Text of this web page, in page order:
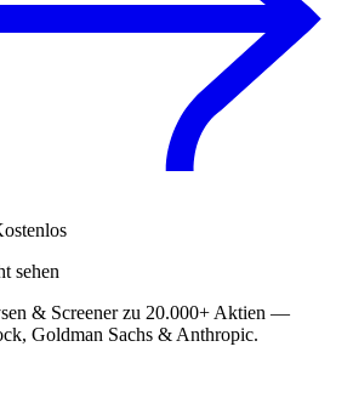
sehen
& Screener zu 20.000+ Aktien —
Goldman Sachs & Anthropic.